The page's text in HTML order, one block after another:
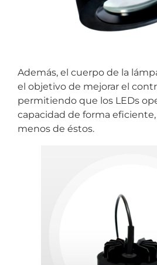
Además, el cuerpo de la
el objetivo de mejorar el
permitiendo que los LEDs
capacidad de forma
menos de éstos.